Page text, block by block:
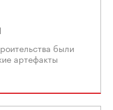
были
артефакты